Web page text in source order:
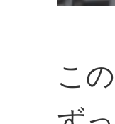
こ